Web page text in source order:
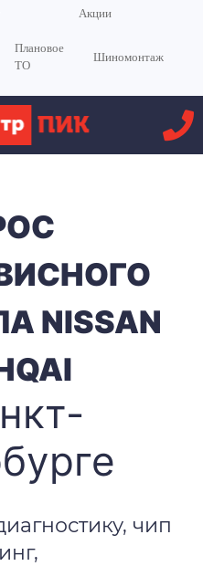
Акции
Плановое
ТО
Шиномонтаж
NISSAN
чип